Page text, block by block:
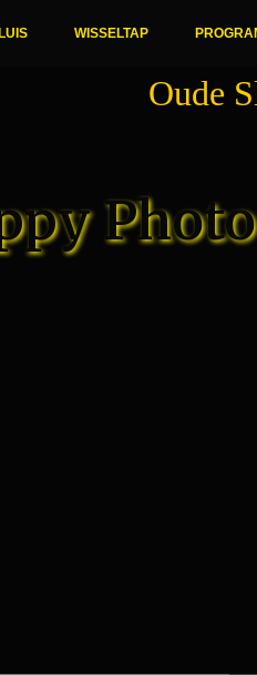
WISSELTAP
Oude
Photo